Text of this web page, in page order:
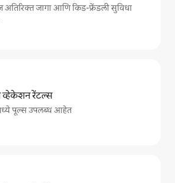
अतिरिक्त जागा आणि किड-फ्रेंडली सुविधा
रेंटल्स
पूल्स उपलब्ध आहेत